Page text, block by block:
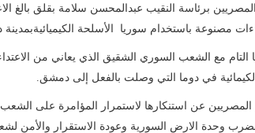
برئاسة النقيب عبدالمحسن سلامة بقلق بالغ
مصنوعة باستخدام سوريا الأسلحة الكيميائيةبمدينة
في دوما التي وصلت بالفعل إلى دمشق.
عن استنكارها لاستمرار المؤامرة على
وحدة الارض السورية وعودة الاستقرار والأمن